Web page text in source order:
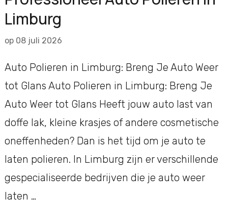
Limburg
op 08 juli 2026
Auto Polieren in Limburg: Breng Je Auto Weer
tot Glans Auto Polieren in Limburg: Breng Je
Auto Weer tot Glans Heeft jouw auto last van
doffe lak, kleine krasjes of andere cosmetische
oneffenheden? Dan is het tijd om je auto te
laten polieren. In Limburg zijn er verschillende
gespecialiseerde bedrijven die je auto weer
laten …